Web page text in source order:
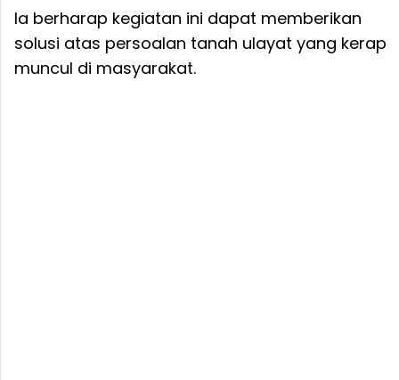
Ia berharap kegiatan ini dapat memberikan
solusi atas persoalan tanah ulayat yang kerap
muncul di masyarakat.